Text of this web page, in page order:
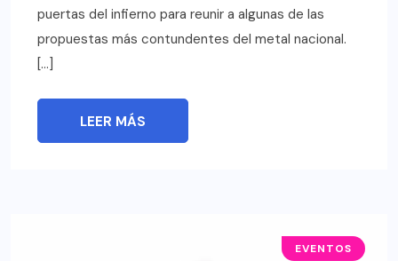
puertas del infierno para reunir a algunas de las
propuestas más contundentes del metal nacional.
[…]
LEER MÁS
EVENTOS